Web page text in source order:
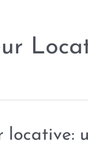
locative: